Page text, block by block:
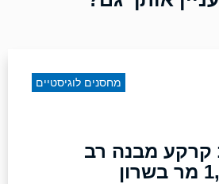
קרקע מבנה רב
מחסנים לוגיסטיים